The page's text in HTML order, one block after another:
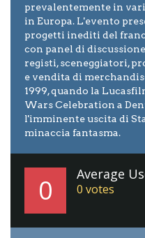
prevalentemente in
in Europa. L'evento
progetti inediti del
con panel di
registi, sceneggiatori,
e vendita di
1999, quando la
Wars Celebration a
l'imminente uscita di
minaccia fantasma.
0 Average
0 votes